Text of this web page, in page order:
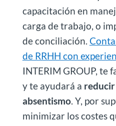
capacitación en
carga de trabajo, o
de conciliación.
de RRHH con
INTERIM GROUP, te
y te ayudará a
absentismo. Y, por
minimizar los costes